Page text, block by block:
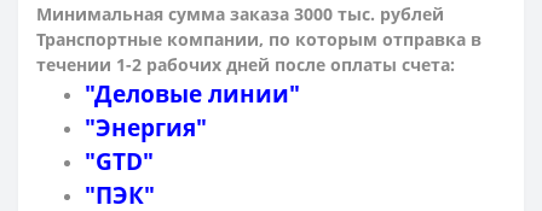
Минимальная сумма заказа 3000 тыс. рублей
Транспортные компании, по которым отправка в
течении 1-2 рабочих дней после оплаты счета:
"Деловые линии"
"Энергия"
"GTD"
"ПЭК"